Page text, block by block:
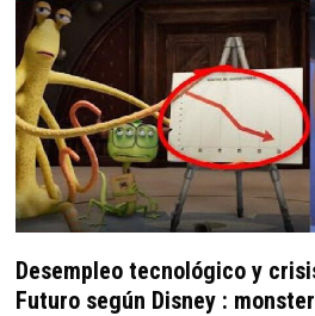
Desempleo tecnológico y
Futuro según Disney :